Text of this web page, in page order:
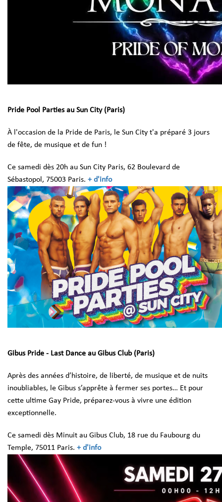
Pride Pool Parties au Sun City (Paris)
À l'occasion de la Pride de Paris, le Sun City t'a préparé 3 jours
de fête, de musique et de fun !
Ce samedi dès 20h au Sun City Paris, 62 Boulevard de
Sébastopol, 75003 Paris. + d'info
Gibus Pride - Last Dance au Gibus Club (Paris)
Après des années d’histoire, de liberté, de musique et de nuits
inoubliables, le Gibus s’apprête à fermer ses portes… Et pour
cette ultime Gay Pride, préparez-vous à vivre une édition
exceptionnelle.
Ce samedi dès Minuit au Gibus Club, 18 rue du Faubourg du
Temple, 75011 Paris. + d'info